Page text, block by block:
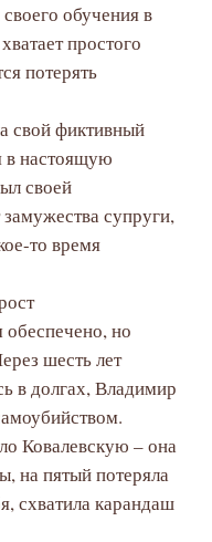
обучения в
простого
потерять
свой фиктивный
в настоящую
своей
супруги,
то время
обеспечено, но
шесть лет
в долгах, Владимир
Ковалевскую – она
на пятый потеряла
схватила карандаш